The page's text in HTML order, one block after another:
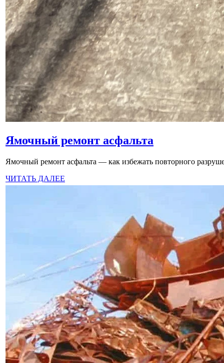
Ямочный ремонт асфальта
Ямочный ремонт асфальта — как избежать повторного
ЧИТАТЬ ДАЛЕЕ